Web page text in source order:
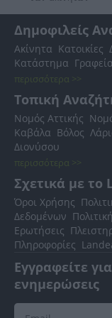
Δημοφιλείς
Ακίνητα Κατοικίες
Κατάστημα Γραφεία
περισσότερα >>
Τοπική
Νομός Αττικής
Καβάλα Βόλος
Διονύσου
περισσότερα >>
Σχετικά με το
Όροι Χρήσης
Δεδομένων
Ερωτήσεις
Πληροφορίες
Εγγραφείτε
ενημερώσεις